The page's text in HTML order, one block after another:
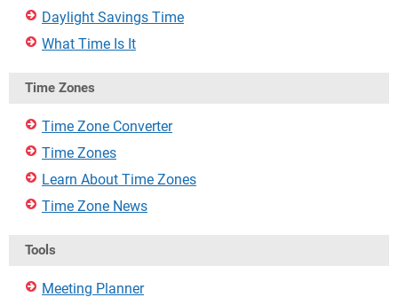
Daylight Savings Time
What Time Is It
Time Zones
Time Zone Converter
Time Zones
Learn About Time Zones
Time Zone News
Tools
Meeting Planner